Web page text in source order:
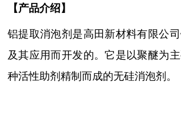
【产品介绍】
铝提取消泡剂是高田新材料有限公
及其应用而开发的。它 是以聚醚为
种活性助剂精制而成的无硅消泡剂 。